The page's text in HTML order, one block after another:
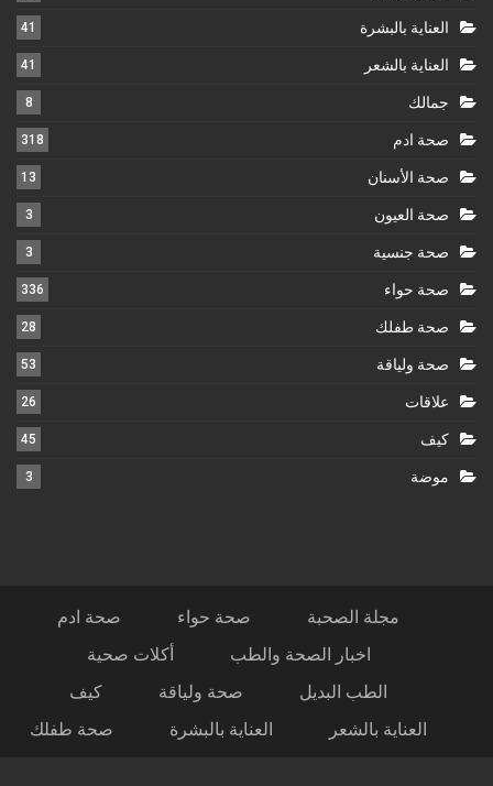
العناية بالبشرة 41
العناية بالشعر 41
جمالك 8
صحة ادم 318
صحة الأسنان 13
صحة العيون 3
صحة جنسية 3
صحة حواء 336
صحة طفلك 28
صحة ولياقة 53
علاقات 26
كيف 45
موضة 3
مجلة الصحبة صحة حواء
صحة ادم
اخبار الصحة والطب
أكلات صحية
الطب البديل
صحة ولياقة
كيف
العناية بالشعر
العناية بالبشرة صحة طفلك